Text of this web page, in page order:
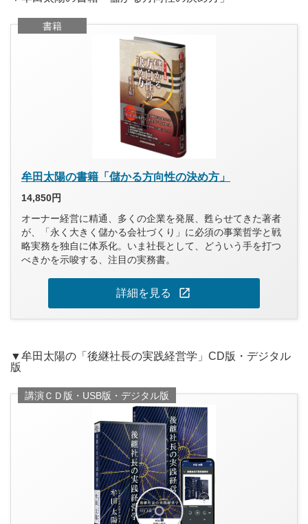
書籍
牟田太陽の書籍「儲かる方向性の決め方」
14,850円
オーナー経営に精通、多くの企業を発展、甦らせてきた著者
が、「永く大きく儲かる会社づくり」に必須の事業哲学と戦
略実務を独自に体系化。いま社長として、どういう手を打つ
べきかを示唆する、注目の実務書。
詳細を見る open_in_new
▼牟田太陽の「後継社長の実践経営学」CD版・デジタル
版
講演ＣＤ版・USB版・デジタル版